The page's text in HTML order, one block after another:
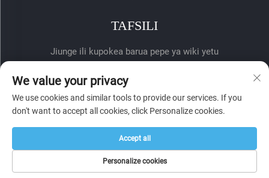
TAFSILI
Jiunge ili kupokea barua pepe ya wiki yetu
Wasilisha
We value your privacy
We use cookies and similar tools to provide our services. If you
don't want to accept all cookies, click Personalize cookies.
Personalize cookies
Accept all